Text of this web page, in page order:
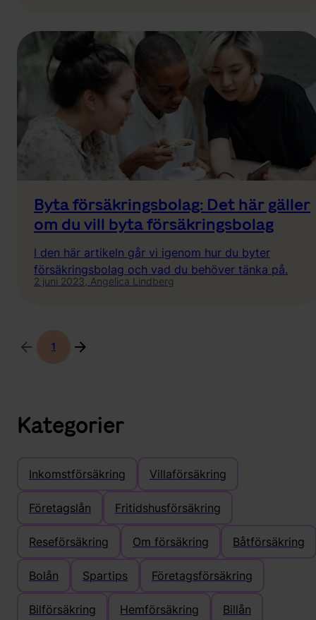
Byta försäkringsbolag: Det här gäller
om du vill byta försäkringsbolag
I den här artikeln går vi igenom hur du byter
försäkringsbolag och vad du behöver tänka på.
2 juni 2023, Angelica Lindberg
1
Kategorier
Inkomstförsäkring Villaförsäkring
Företagslån Fritidshusförsäkring
Reseförsäkring Om försäkring Båtförsäkring
Bolån Spartips Företagsförsäkring
Bilförsäkring Hemförsäkring Billån